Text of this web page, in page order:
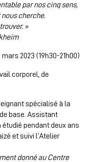
par nos cinq sens,
cherche.
»
mars 2023 (19h30-21h00)
corporel, de
spécialisé à la
base. Assistant
pendant deux ans
et suivi l’Atelier
donné au Centre